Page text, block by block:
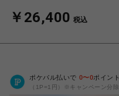
￥26,400 税込
ポケパル払いで 0〜0ポイント
（1P=1円）※キャンペーン分除